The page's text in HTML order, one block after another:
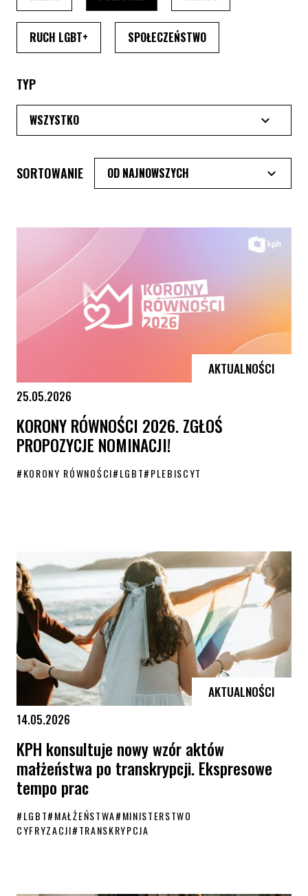
RUCH LGBT+ PO WYBRANIU TEMATU, STRONA PRZEŁADUJE
SPOŁECZEŃSTWOPO WYBRANIU
TYP
SORTOWANIE
AKTUALNOŚCI
25.05.2026
KORONY RÓWNOŚCI 2026. ZGŁOŚ
PROPOZYCJE NOMINACJI!
#KORONY RÓWNOŚCI#LGBT#PLEBISCYT
AKTUALNOŚCI
14.05.2026
KPH konsultuje nowy wzór aktów
małżeństwa po transkrypcji. Ekspresowe
tempo prac
#LGBT#MAŁŻEŃSTWA#MINISTERSTWO
CYFRYZACJI#TRANSKRYPCJA